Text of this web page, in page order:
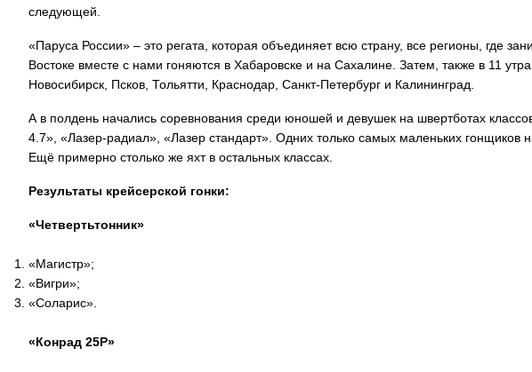
следующей.
«Паруса России» – это регата, которая объединяет всю страну, все регионы, где
Востоке вместе с нами гоняются в Хабаровске и на Сахалине. Затем, также в 11
Новосибирск, Псков, Тольятти, Краснодар, Санкт-Петербург и Калининград.
А в полдень начались соревнования среди юношей и девушек на швертботах
4.7», «Лазер-радиал», «Лазер стандарт». Одних только самых маленьких гонщиков
Ещё примерно столько же яхт в остальных классах.
Результаты крейсерской гонки:
«Четвертьтонник»
«Магистр»;
«Вигри»;
«Соларис».
«Конрад 25Р»